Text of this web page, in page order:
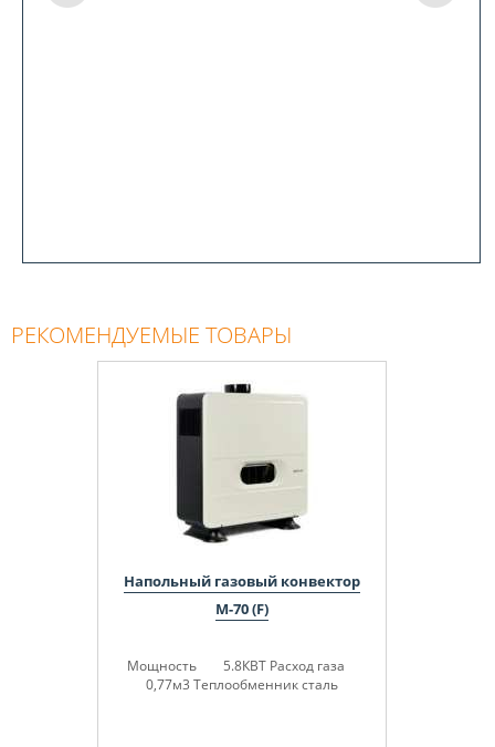
РЕКОМЕНДУЕМЫЕ ТОВАРЫ
Напольный газовый конвектор
М-70 (F)
Мощность 5.8КВТ Расход газа
0,77м3 Теплообменник сталь